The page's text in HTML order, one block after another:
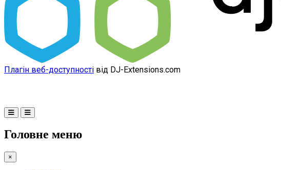
Плагін веб-доступності від DJ-Extensions.com
Головне меню
×